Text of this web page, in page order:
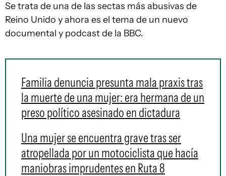
Se trata de una de las sectas más abusivas de
Reino Unido y ahora es el tema de un nuevo
documental y podcast de la BBC.
Familia denuncia presunta mala praxis tras
la muerte de una mujer: era hermana de un
preso político asesinado en dictadura
Una mujer se encuentra grave tras ser
atropellada por un motociclista que hacía
maniobras imprudentes en Ruta 8